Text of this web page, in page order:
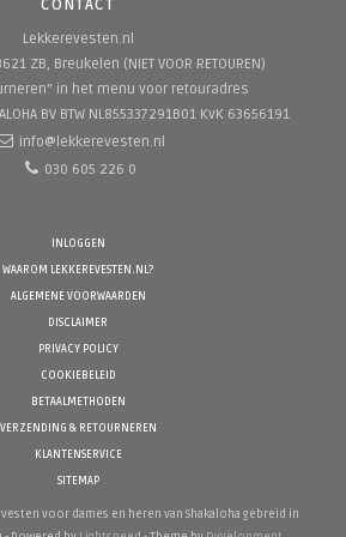
CONTACT
Lekkerevesten.nl
ZB, Breukelen (NIET VOOR RETOUREN)
in het menu voor retouradres
BV BTW NL855337291B01 KvK 63656191
info@lekkerevesten.nl
030 605 226 0
INLOGGEN
WAAROM LEKKEREVESTEN.NL?
ALGEMENE VOORWAARDEN
DISCLAIMER
PRIVACY POLICY
COOKIEBELEID
BETAALMETHODEN
VERZENDING & RETOURNEREN
KLANTENSERVICE
SITEMAP
voor dames en heren van Shakaloha gebreid in